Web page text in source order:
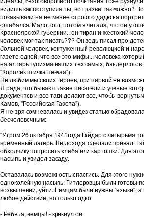
видишь как поступила ты, вот разве так можно?
показывали на не менее строгого дядю на
ошибался. Мало того, потом я читала, что он
Красноярской губернии.. он тиран и жестокий
человек мог так писать??? Он ведь писал про
больной человек, контуженный революцией и
газете одной, что все это мифы... человека
на алтарь тупизма наших тех самых,
"Королек птичка певчая").
Не любим мы своих Героев, при первой же
Я рада, что бывают такие писатели и ученые
документов и все таки делают все, чтобы
Камов, "Российская Газета").
Я не зря сомневалась и увидев статью
бесчеловечным:
"Утром 26 октября 1941года Гайдар с четырьмя
временный лагерь. Не доходя, сделали привал.
обходчику попросить хлеба или картошки. Для
насыпь и увидел засаду.
Оставалась возможность спастись. Для этого
одноколейную насыпь. Гитлеровцы были готовы
возвышении, уйти. Немцам были нужны "языки", а
любое действие, но только одно.
- Ребята, немцы! - крикнул он.